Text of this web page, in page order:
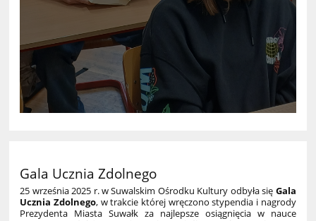
Gala Ucznia Zdolnego
25 września 2025 r. w Suwalskim Ośrodku Kultury odbyła się Gala
Ucznia Zdolnego, w trakcie której wręczono stypendia i nagrody
Prezydenta Miasta Suwałk za najlepsze osiągnięcia w nauce